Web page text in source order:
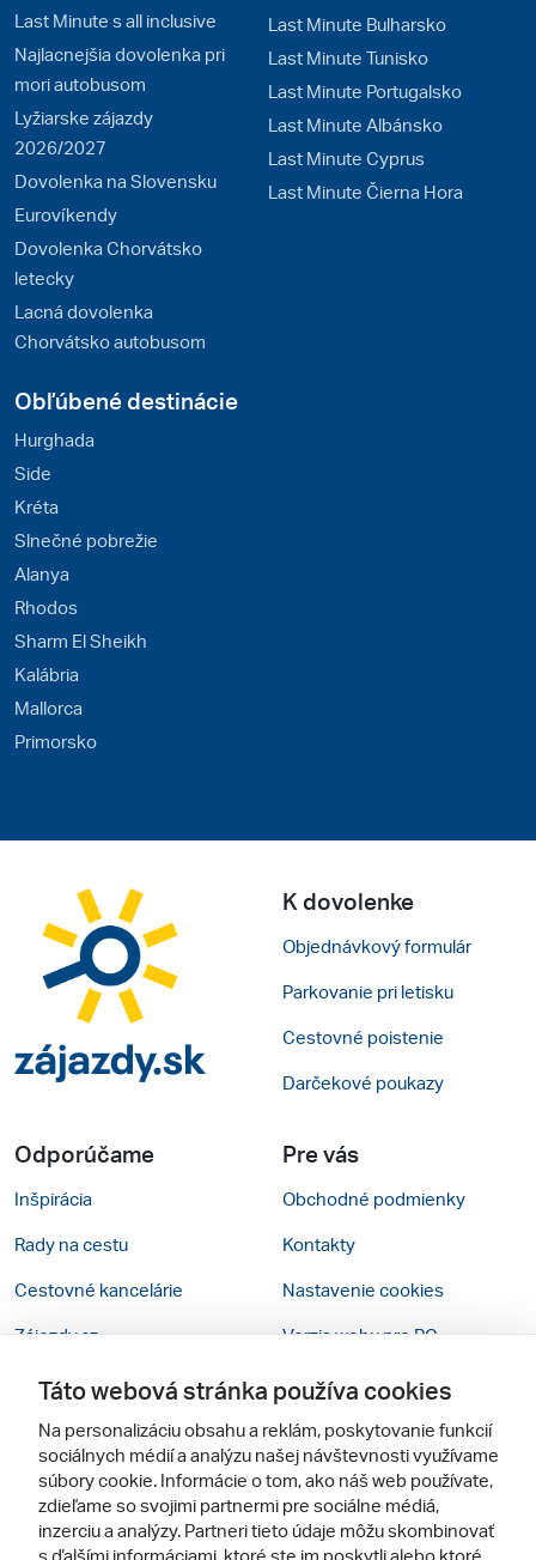
Last Minute s all inclusive
Najlacnejšia dovolenka pri
mori autobusom
Lyžiarske zájazdy
2026/2027
Dovolenka na Slovensku
Eurovíkendy
Dovolenka Chorvátsko
letecky
Lacná dovolenka
Chorvátsko autobusom
Last Minute Bulharsko
Last Minute Tunisko
Last Minute Portugalsko
Last Minute Albánsko
Last Minute Cyprus
Last Minute Čierna Hora
Obľúbené destinácie
Hurghada
Side
Kréta
Slnečné pobrežie
Alanya
Rhodos
Sharm El Sheikh
Kalábria
Mallorca
Primorsko
K dovolenke
Objednávkový formulár
Parkovanie pri letisku
Cestovné poistenie
Darčekové poukazy
Odporúčame
Inšpirácia
Rady na cestu
Cestovné kancelárie
Zájezdy.cz
Pre vás
Obchodné podmienky
Kontakty
Nastavenie cookies
Verzia webu pre PC
Sledujte nás
Táto webová stránka používa cookies
Na personalizáciu obsahu a reklám, poskytovanie funkcií
sociálnych médií a analýzu našej návštevnosti využívame
súbory cookie. Informácie o tom, ako náš web používate,
zdieľame so svojimi partnermi pre sociálne médiá,
inzerciu a analýzy. Partneri tieto údaje môžu skombinovať
s ďalšími informáciami, ktoré ste im poskytli alebo ktoré